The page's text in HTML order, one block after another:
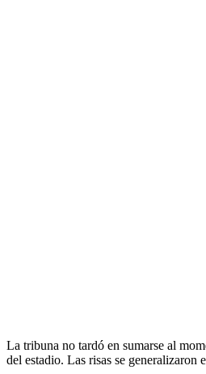
La tribuna no tardó en sumarse al
del estadio. Las risas se generalizaron